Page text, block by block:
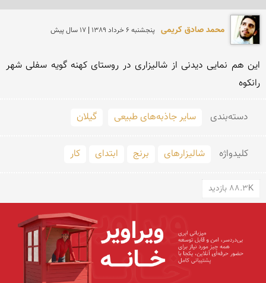
محمد صادق کریمی پنجشنبه 6 خرداد 1389 | 17 سال پیش
رانكوه
دسته‌بندی سایر جاذبه‌های طبیعی گیلان
کلید‌واژه شالیزارهای برنج ابتدای كار
88.3K بازدید